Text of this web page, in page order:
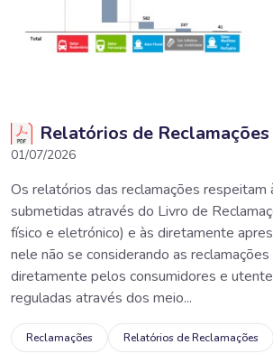
Relatórios de Reclamações
01/07/2026
Os relatórios das reclamações respeitam
submetidas através do Livro de
físico e eletrónico) e às diretamente
nele não se considerando as reclamações
diretamente pelos consumidores e
reguladas através dos meio...
Reclamações Relatórios de Reclamações